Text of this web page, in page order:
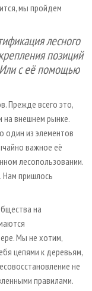
мы пройдем
лесного
позиций
с её помощью
Прежде всего это,
на внешнем рынке.
один из элементов
важное её
лесопользовании.
Нам пришлось
на
Мы не хотим,
цепями к деревьям,
не
правилами.